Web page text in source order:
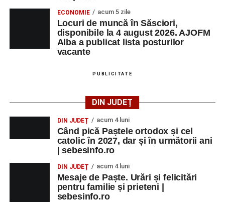
ECONOMIE acum 5 zile
Locuri de muncă în Săsciori,
disponibile la 4 august 2026. AJOFM
Alba a publicat lista posturilor
vacante
PUBLICITATE
DIN JUDEȚ
DIN JUDEȚ acum 4 luni
Când pică Paștele ortodox și cel
catolic în 2027, dar și în următorii ani
| sebesinfo.ro
DIN JUDEȚ acum 4 luni
Mesaje de Paște. Urări și felicitări
pentru familie și prieteni |
sebesinfo.ro